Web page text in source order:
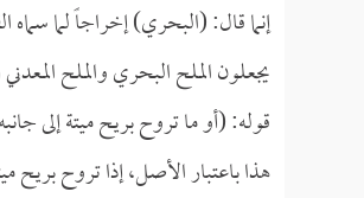
إنما قال: (البحري) إخراجاً لما سماه
يجعلون الملح البحري والملح
قوله: (أو ما تروح بريح ميتة إلى
هذا باعتبار الأصل، إذا تروح